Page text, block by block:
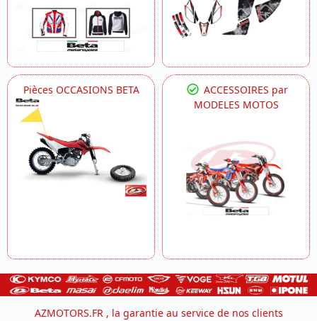
Pièces OCCASIONS BETA
ACCESSOIRES par
MODELES MOTOS
AZMOTORS.FR , la garantie au service de nos clients